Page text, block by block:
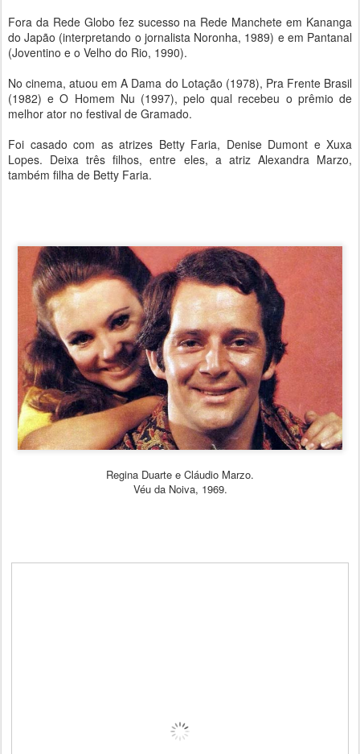
Fora da Rede Globo fez sucesso na Rede Manchete em Kananga
do Japão (interpretando o jornalista Noronha, 1989) e em Pantanal
(Joventino e o Velho do Rio, 1990).
No cinema, atuou em A Dama do Lotação (1978), Pra Frente Brasil
(1982) e O Homem Nu (1997), pelo qual recebeu o prêmio de
melhor ator no festival de Gramado.
Foi casado com as atrizes Betty Faria, Denise Dumont e Xuxa
Lopes. Deixa três filhos, entre eles, a atriz Alexandra Marzo,
também filha de Betty Faria.
Regina Duarte e Cláudio Marzo.
Véu da Noiva, 1969.